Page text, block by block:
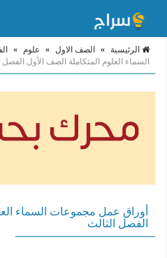
الرئيسية » الصف الاول » علوم »
السماء العلوم المتكاملة الصف الأول الفصل
أوراق عمل مجموعات السماء
الفصل الثالث